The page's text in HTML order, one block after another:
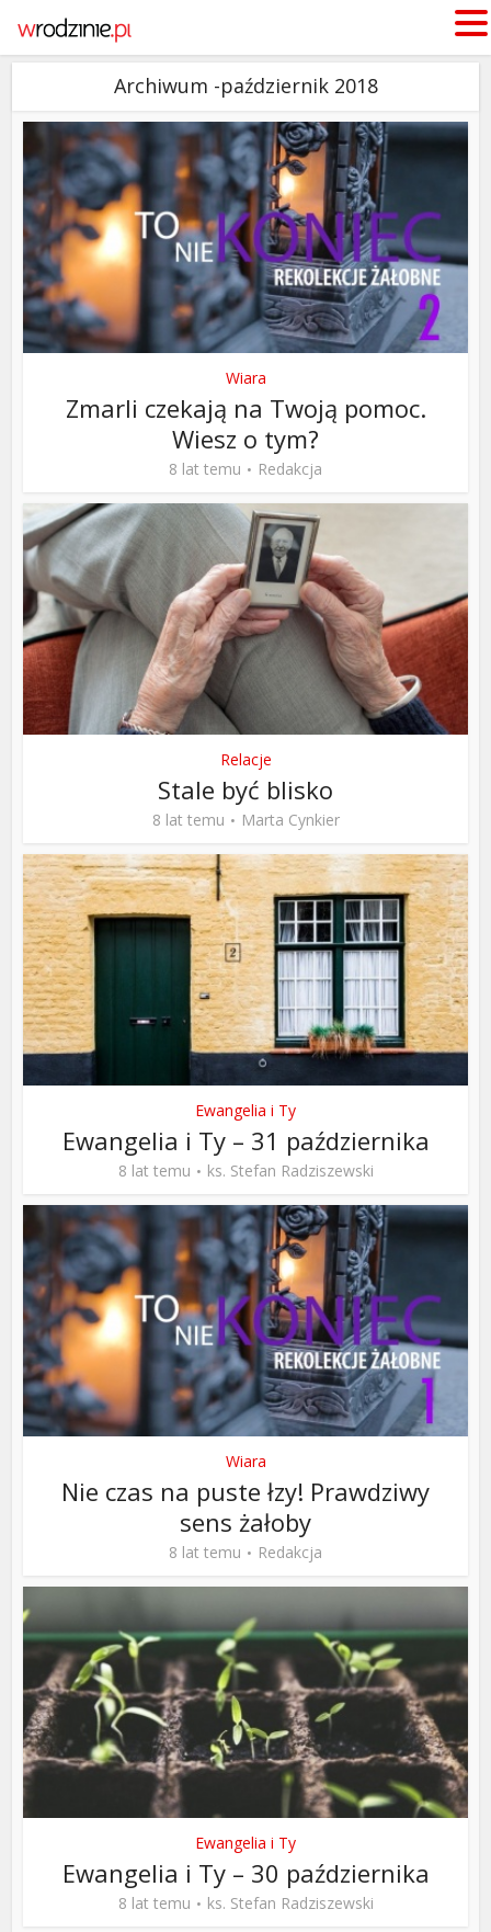
Archiwum -październik 2018
Wiara
Zmarli czekają na Twoją pomoc.
Wiesz o tym?
8 lat temu Redakcja
Relacje
Stale być blisko
8 lat temu Marta Cynkier
Ewangelia i Ty
Ewangelia i Ty – 31 października
8 lat temu ks. Stefan Radziszewski
Wiara
Nie czas na puste łzy! Prawdziwy
sens żałoby
8 lat temu Redakcja
Ewangelia i Ty
Ewangelia i Ty – 30 października
8 lat temu ks. Stefan Radziszewski